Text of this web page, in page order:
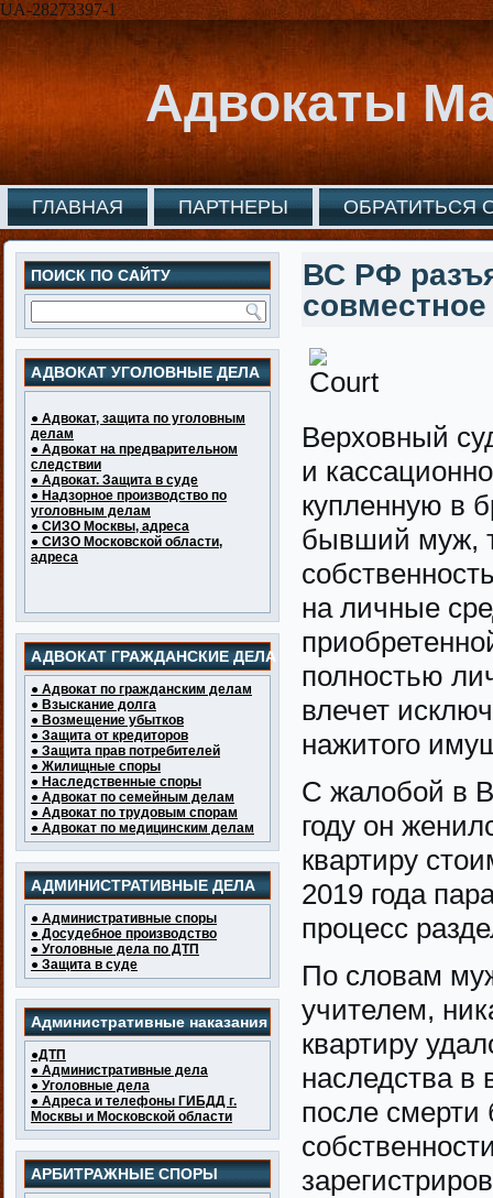
UA-28273397-1
Адвокаты
ГЛАВНАЯ ПАРТНЕРЫ ОБРАТИТЬСЯ
ПОИСК ПО САЙТУ
АДВОКАТ УГОЛОВНЫЕ ДЕЛА
● Адвокат, защита по уголовным
делам
● Адвокат на предварительном
следствии
● Адвокат. Защита в суде
● Надзорное производство по
уголовным делам
● СИЗО Москвы, адреса
● СИЗО Московской области,
адреса
АДВОКАТ ГРАЖДАНСКИЕ ДЕЛА
● Адвокат по гражданским делам
● Взыскание долга
● Возмещение убытков
● Защита от кредиторов
● Защита прав потребителей
● Жилищные споры
● Наследственные споры
● Адвокат по семейным делам
● Адвокат по трудовым спорам
● Адвокат по медицинским делам
АДМИНИСТРАТИВНЫЕ ДЕЛА
● Административные споры
● Досудебное производство
● Уголовные дела по ДТП
● Защита в суде
Административные наказания
●ДТП
● Административные дела
● Уголовные дела
● Адреса и телефоны ГИБДД г.
Москвы и Московской области
АРБИТРАЖНЫЕ СПОРЫ
ВС РФ
Верховный
и
купленную в
бывший муж,
на личные
полностью
влечет
нажитого
С жалобой в
году он
квартиру
2019 года
процесс
По словам
учителем,
квартиру
наследства в
после